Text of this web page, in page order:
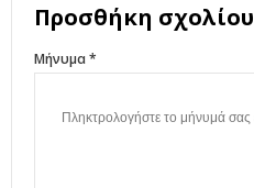
Προσθήκη σχολίου
Μήνυμα *